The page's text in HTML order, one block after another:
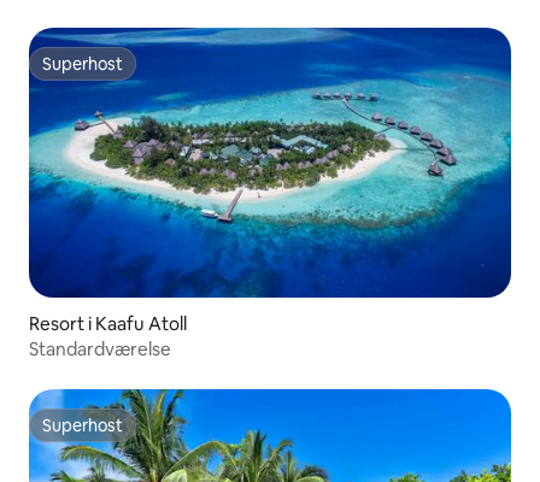
Superhost
Superhost
Resort i Kaafu Atoll
Standardværelse
Superhost
Superhost